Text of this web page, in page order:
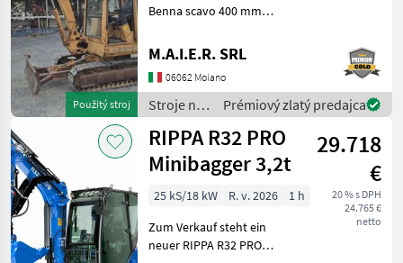
Použitý stroj
Benna scavo 400 mm
Benna liscia 1400 mm Stroje
na stavbu mini bager
M.A.I.E.R. SRL
06062 Moiano
Stroje na
stavbu /
Case IH
Prémiový zlatý predajca
RIPPA R32 PRO
Minibagger 3,2t
29.718
€
20 % s DPH
24.765 €
netto
25 kS/18 kW R. v. 2026
1 h
Zum Verkauf steht ein
neuer RIPPA R32 PRO